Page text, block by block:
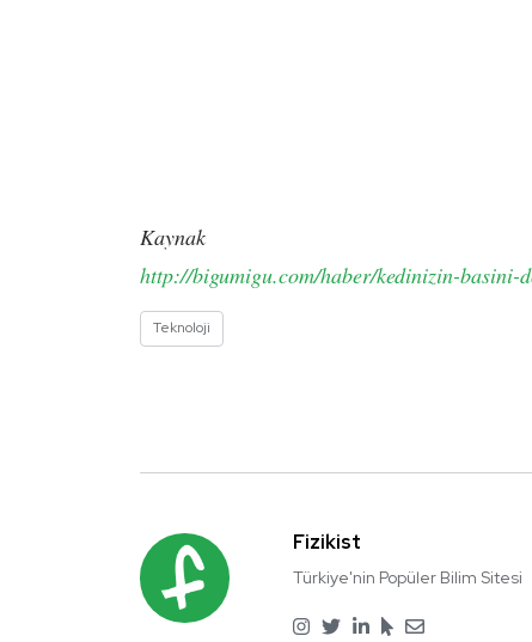
Kaynak
http://bigumigu.com/haber/kedinizin-
Teknoloji
Fizikist
Türkiye'nin Popüler Bilim Sitesi